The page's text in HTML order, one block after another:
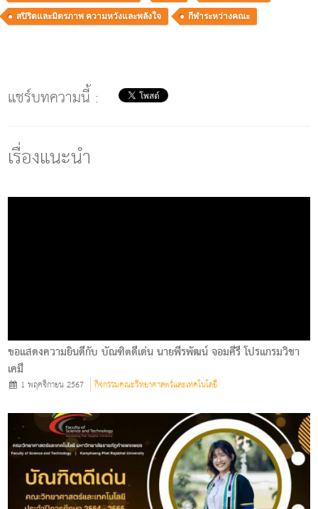
สปิริตและมิตรภาพ ความหวังและพลังใจ กีฬาระหว่างคณะ
แชร์บทความนี้ :
เรื่องแนะนำ
ขอแสดงความยินดีกับ บัณฑิตดีเด่น นายพีรพัฒน์ จอมคีรี โปรแกรมวิชา
เคมี
1 พฤศจิกายน 2567 กิจกรรมคณะวิทยาศาสตร์และเทคโนโลยี